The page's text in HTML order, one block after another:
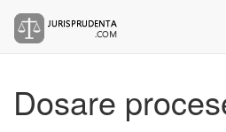
Dosare